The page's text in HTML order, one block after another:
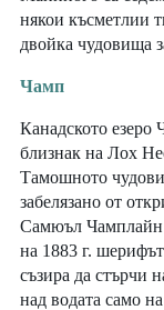
някои късметлии
двойка чудовища
Чамп
Канадското езеро
близнак на Лох
Тамошното
забелязано от
Самюъл Чамплайн
на 1883 г.
съзира да стърчи
над водата само